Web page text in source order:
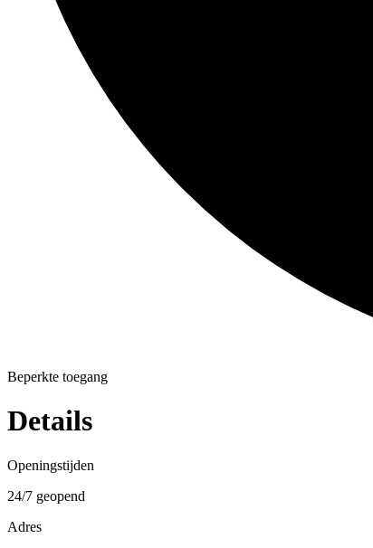
Beperkte toegang
Details
Openingstijden
24/7 geopend
Adres